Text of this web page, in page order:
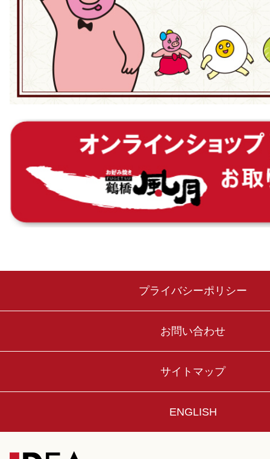
プライバシーポリシー
お問い合わせ
サイトマップ
ENGLISH